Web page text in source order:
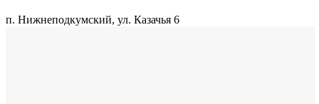
п. Нижнеподкумский, ул. Казачья 6